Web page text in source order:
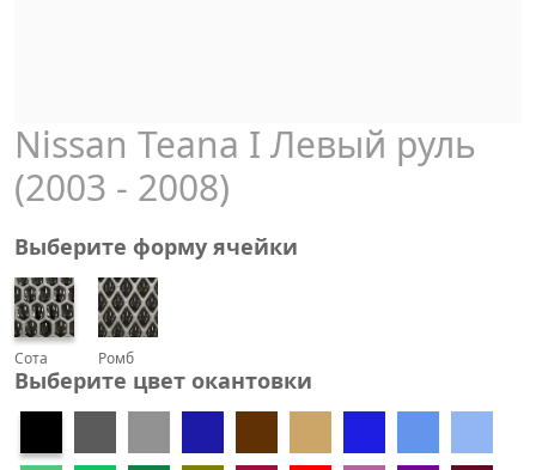
Nissan Teana I Левый руль
(2003 - 2008)
Выберите форму ячейки
Сота Ромб
Выберите цвет окантовки